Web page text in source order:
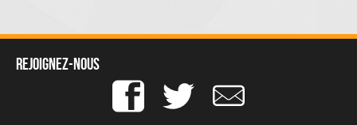
Rejoignez-nous